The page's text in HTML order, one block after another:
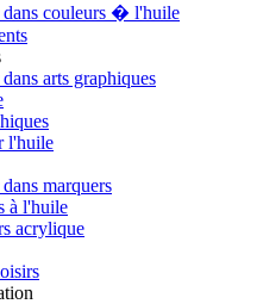
couleurs � l'huile
arts graphiques
l'huile
marquers
à l'huile
acrylique